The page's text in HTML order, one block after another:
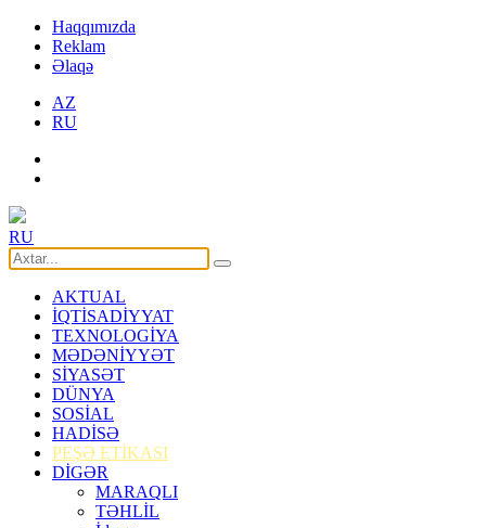
Haqqımızda
Reklam
Əlaqə
AZ
RU
RU
AKTUAL
İQTİSADİYYAT
TEXNOLOGİYA
MƏDƏNİYYƏT
SİYASƏT
DÜNYA
SOSİAL
HADİSƏ
PEŞƏ ETİKASI
DİGƏR
MARAQLI
TƏHLİL